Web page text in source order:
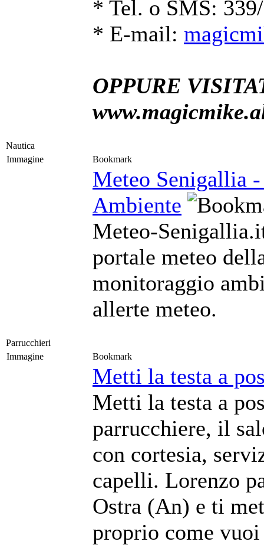
* Tel. o SMS:
* E-mail:
OPPURE
Nautica
Immagine
Bookmark
Meteo Senigallia
Ambiente
Meteo-
portale meteo
monitoraggio
allerte meteo.
Parrucchieri
Immagine
Bookmark
Metti la testa a
Metti la testa a
parrucchiere, il
con cortesia,
capelli. Lorenzo
Ostra (An) e ti
proprio come